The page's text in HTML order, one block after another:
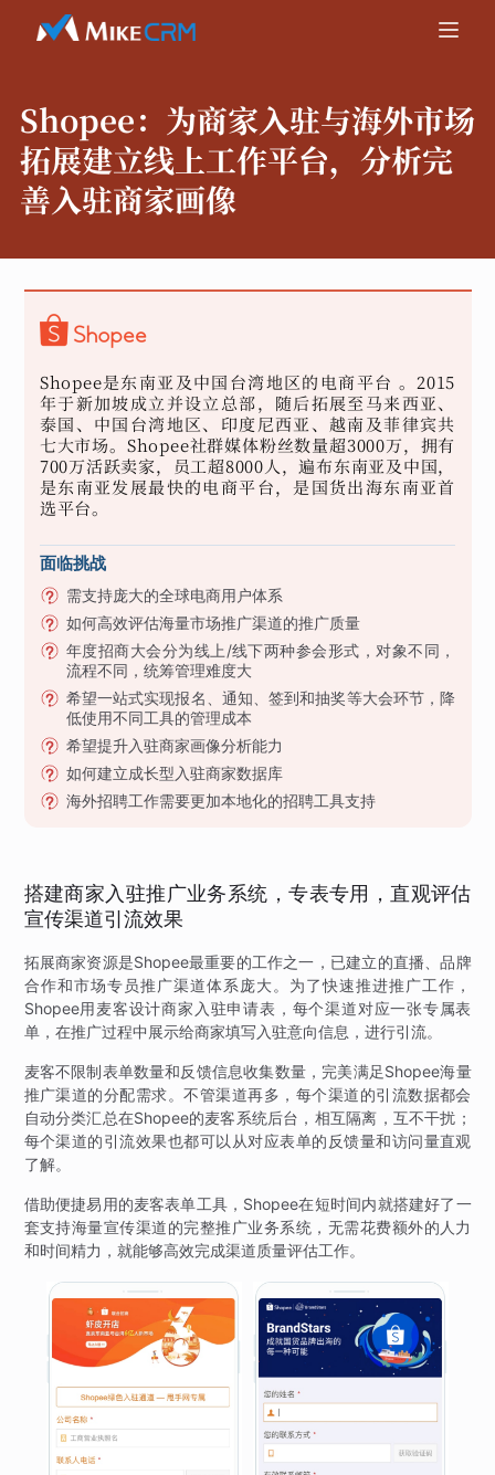
Shopee： 为商家入驻与海外市场
拓展建立线上工作平台，分析完
善入驻商家画像
Shopee是东南亚及中国台湾地区的电商平台 。2015
年于新加坡成立并设立总部，随后拓展至马来西亚、
泰国、中国台湾地区、印度尼西亚、越南及菲律宾共
七大市场。Shopee社群媒体粉丝数量超3000万，拥有
700万活跃卖家，员工超8000人，遍布东南亚及中国，
是东南亚发展最快的电商平台，是国货出海东南亚首
选平台。
面临挑战
需支持庞大的全球电商用户体系
如何高效评估海量市场推广渠道的推广质量
年度招商大会分为线上/线下两种参会形式，对象不同，
流程不同，统筹管理难度大
希望一站式实现报名、通知、签到和抽奖等大会环节，降
低使用不同工具的管理成本
希望提升入驻商家画像分析能力
如何建立成长型入驻商家数据库
海外招聘工作需要更加本地化的招聘工具支持
搭建商家入驻推广业务系统，专表专用，直观评估
宣传渠道引流效果
拓展商家资源是Shopee最重要的工作之一，已建立的直播、品牌
合作和市场专员推广渠道体系庞大。为了快速推进推广工作，
Shopee用麦客设计商家入驻申请表，每个渠道对应一张专属表
单，在推广过程中展示给商家填写入驻意向信息，进行引流。
麦客不限制表单数量和反馈信息收集数量，完美满足Shopee海量
推广渠道的分配需求。不管渠道再多，每个渠道的引流数据都会
自动分类汇总在Shopee的麦客系统后台，相互隔离，互不干扰；
每个渠道的引流效果也都可以从对应表单的反馈量和访问量直观
了解。
借助便捷易用的麦客表单工具，Shopee在短时间内就搭建好了一
套支持海量宣传渠道的完整推广业务系统，无需花费额外的人力
和时间精力，就能够高效完成渠道质量评估工作。